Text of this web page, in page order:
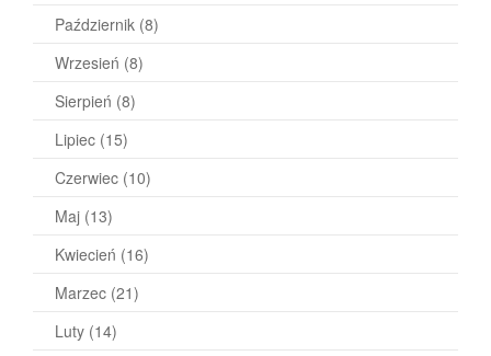
Październik (8)
Wrzesień (8)
Sierpień (8)
Lipiec (15)
Czerwiec (10)
Maj (13)
Kwiecień (16)
Marzec (21)
Luty (14)